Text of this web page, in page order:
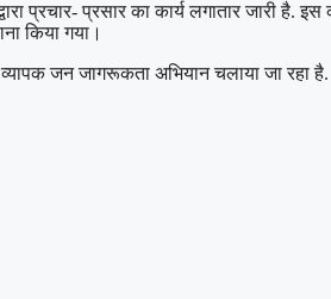
प्रसार का कार्य लगातार जारी है. इस
किया गया।
जन जागरूकता अभियान चलाया जा रहा है.